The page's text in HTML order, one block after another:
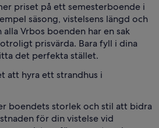
priset på ett semesterboende i
säsong, vistelsens längd och
Vrbos boenden har en sak
prisvärda. Bara fyll i dina
det perfekta stället.
att hyra ett strandhus i
boendets storlek och stil att bidra
för din vistelse vid